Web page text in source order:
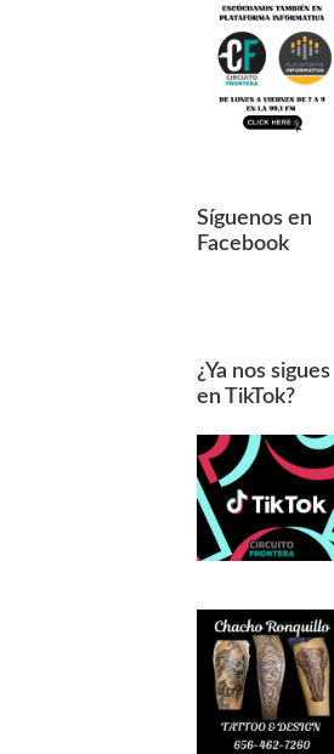
Síguenos en
Facebook
¿Ya nos sigues
en TikTok?